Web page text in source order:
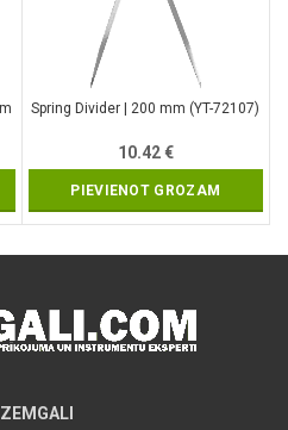
Spring Divider | 200 mm (YT-72107)
10.42€
PIEVIENOT GROZAM